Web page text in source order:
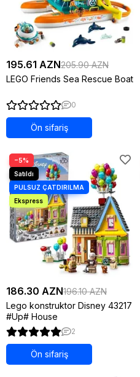
195.61 AZN205.90 AZN
LEGO Friends Sea Rescue Boat
0
Ön sifariş
−5%
186.30 AZN196.10 AZN
Lego konstruktor Disney 43217
#Up# House
2
Ön sifariş